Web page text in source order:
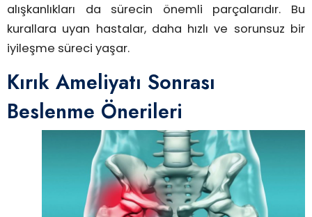
alışkanlıkları da sürecin önemli parçalarıdır. Bu
kurallara uyan hastalar, daha hızlı ve sorunsuz bir
iyileşme süreci yaşar.
Kırık Ameliyatı Sonrası
Beslenme Önerileri